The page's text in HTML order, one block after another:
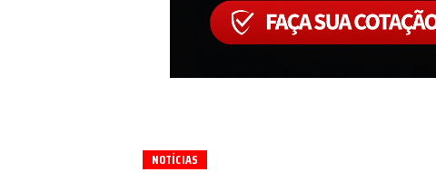
NOTÍCIAS